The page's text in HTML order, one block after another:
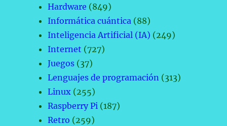
Hardware (849)
Informática cuántica (88)
Inteligencia Artificial (IA) (249)
Internet (727)
Juegos (37)
Lenguajes de programación (313)
Linux (255)
Raspberry Pi (187)
Retro (259)